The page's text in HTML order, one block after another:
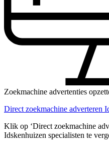
Zoekmachine advertenties
Direct zoekmachine adverteren
Klik op ‘Direct zoekmachine
Idskenhuizen specialisten te